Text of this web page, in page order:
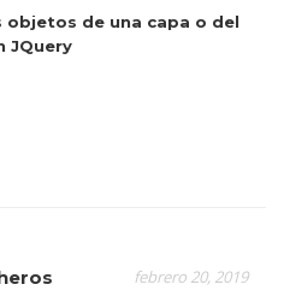
objetos de una capa o del
JQuery
febrero 20, 2019